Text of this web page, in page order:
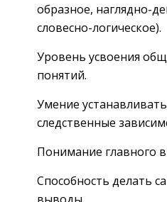
образное, наглядно-
словесно-логическое).
Уровень усвоения
понятий.
Умение
следственные
Понимание главного
Способность делать